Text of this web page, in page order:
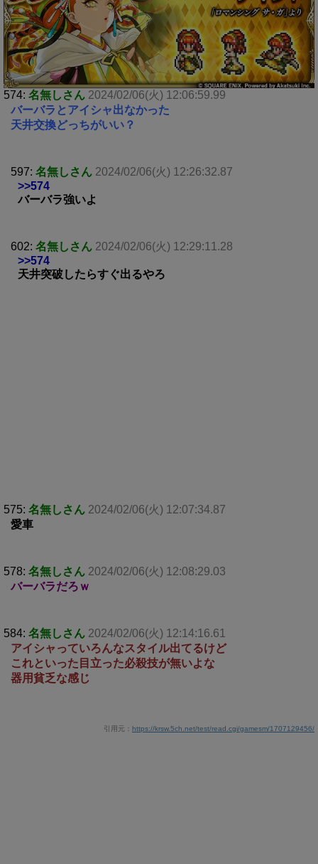
574: 名無しさん 2024/02/06(火) 12:06:59.99
バーバラとアイシャ出なかった
天井交換どっちがいい？
597: 名無しさん 2024/02/06(火) 12:26:32.87
>>574
バーバラ強いよ
602: 名無しさん 2024/02/06(火) 12:29:11.28
>>574
天井突破したらすぐ出るやろ
575: 名無しさん 2024/02/06(火) 12:07:34.87
愛車
578: 名無しさん 2024/02/06(火) 12:08:29.03
バーバラだろｗ
584: 名無しさん 2024/02/06(火) 12:14:16.61
アイシャっていろんなスタイル出てるけど
これといった目立った必殺技が無いよな
器用貧乏な感じ
引用元： https://krsw.5ch.net/test/read.cgi/gamesm/1707129456/